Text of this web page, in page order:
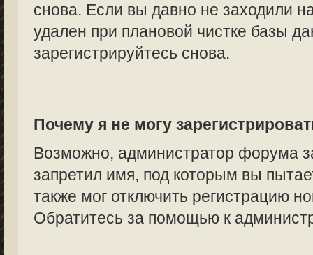
снова. Если вы давно не заходили
удален при плановой чистке базы
зарегистрируйтесь снова.
Почему я не могу
Возможно, администратор форума
запретил имя, под которым вы
также мог отключить регистрацию
Обратитесь за помощью к